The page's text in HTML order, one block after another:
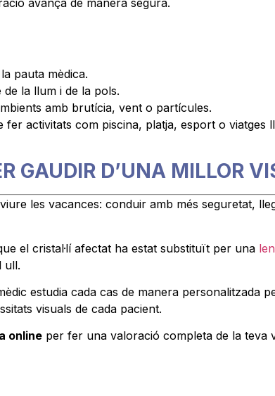
avança de manera segura.
pauta mèdica.
la llum i de la pols.
amb brutícia, vent o partícules.
fer activitats com piscina, platja, esport o viatges
GAUDIR D’UNA MILLOR
les vacances: conduir amb més seguretat,
el cristal·lí afectat ha estat substituït per una
ull.
estudia cada cas de manera
visuals de cada pacient.
online per fer una valoració completa de la teva